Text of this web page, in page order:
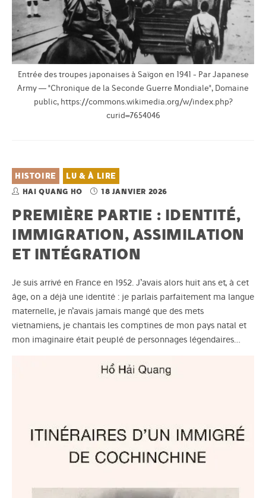
Entrée des troupes japonaises à Saïgon en 1941 - Par Japanese
Army — "Chronique de la Seconde Guerre Mondiale", Domaine
public, https://commons.wikimedia.org/w/index.php?
curid=7654046
HISTOIRE LU & À LIRE
HAI QUANG HO 18 JANVIER 2026
PREMIÈRE PARTIE : IDENTITÉ,
IMMIGRATION, ASSIMILATION
ET INTÉGRATION
Je suis arrivé en France en 1952. J’avais alors huit ans et, à cet
âge, on a déjà une identité : je parlais parfaitement ma langue
maternelle, je n’avais jamais mangé que des mets
vietnamiens, je chantais les comptines de mon pays natal et
mon imaginaire était peuplé de personnages légendaires…